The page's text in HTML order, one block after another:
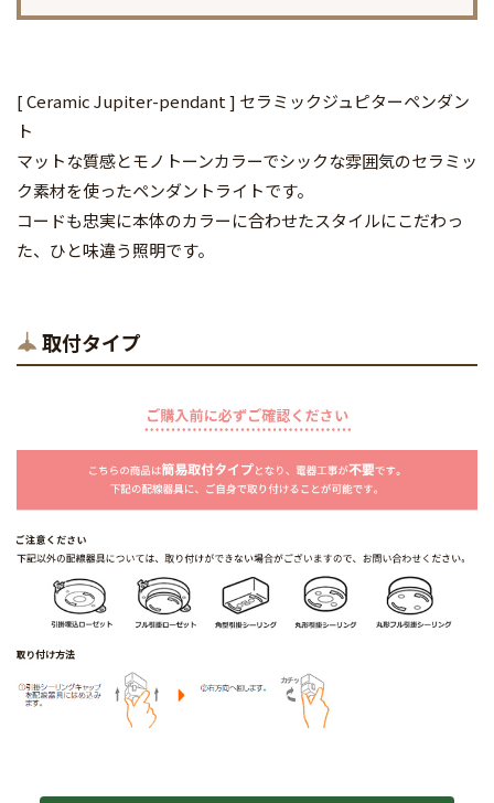
[ Ceramic Jupiter-pendant ] セラミックジュピターペンダン
ト
マットな質感とモノトーンカラーでシックな雰囲気のセラミッ
ク素材を使ったペンダントライトです。
コードも忠実に本体のカラーに合わせたスタイルにこだわっ
た、ひと味違う照明です。
取付タイプ